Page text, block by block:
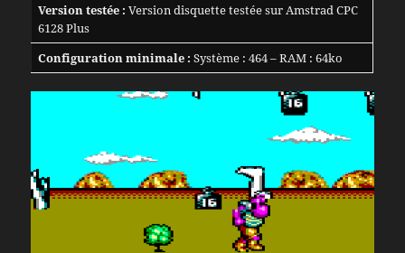
Version testée : Version disquette testée sur Amstrad CPC
6128 Plus
Configuration minimale : Système : 464 – RAM : 64ko